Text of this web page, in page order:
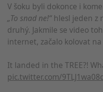
V šoku byli dokonce i
„To snad ne!“hlesl jeden z
druhý. Jakmile se video
internet, začalo kolovat
It landed in the TREE?!
pic.twitter.com/